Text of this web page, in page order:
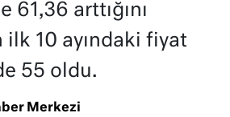
61,36 arttığını
ilk 10 ayındaki fiyat
55 oldu.
Merkezi